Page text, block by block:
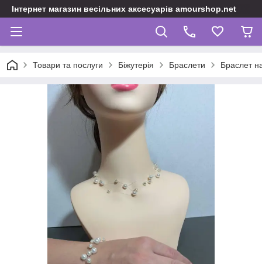
Інтернет магазин весільних аксесуарів amourshop.net
Товари та послуги Біжутерія Браслети Браслет